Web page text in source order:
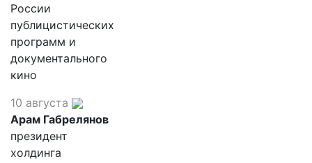
России
публицистических
программ и
документального
кино
10 августа
Арам Габрелянов
президент
холдинга